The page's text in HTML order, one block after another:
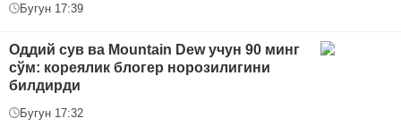
Бугун 17:39
Оддий сув ва Mountain Dew учун 90 минг
сўм: кореялик блогер норозилигини
билдирди
Бугун 17:32